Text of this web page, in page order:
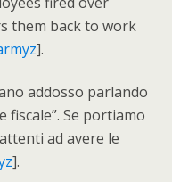
them back to work
].
addosso parlando
fiscale”. Se portiamo
ad avere le
].